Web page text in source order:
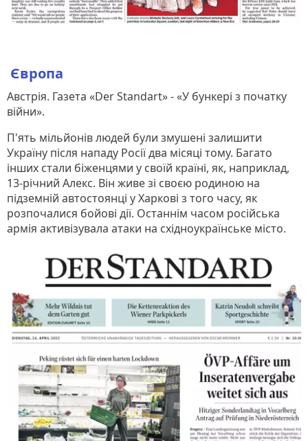
Європа
Австрія. Газета «Der Standart» - «У бункері з початку
війни».
П'ять мільйонів людей були змушені залишити
Україну після нападу Росії два місяці тому. Багато
інших стали біженцями у своїй країні, як, наприклад,
13-річний Алекс. Він живе зі своєю родиною на
підземній автостоянці у Харкові з того часу, як
розпочалися бойові дії. Останнім часом російська
армія активізувала атаки на східноукраїнське місто.